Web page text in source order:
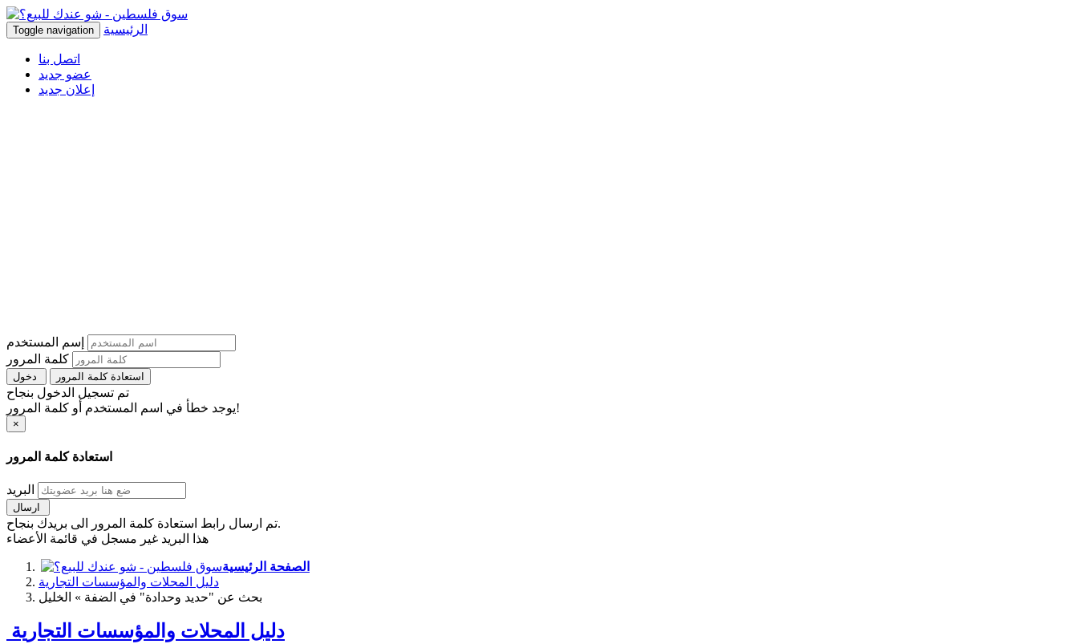
Toggle navigation الرئيسية
اتصل بنا
عضو جديد
إعلان جديد
إسم المستخدم
كلمة المرور
استعادة كلمة المرور
تم تسجيل الدخول بنجاح
يوجد خطأ في اسم المستخدم أو كلمة المرور!
×
استعادة كلمة المرور
البريد
تم ارسال رابط استعادة كلمة المرور الى بريدك بنجاح.
هذا البريد غير مسجل في قائمة الأعضاء
الصفحة الرئيسية
دليل المحلات والمؤسسات التجارية
بحث عن "حديد وحدادة" في الضفة » الخليل
دليل المحلات والمؤسسات التجارية